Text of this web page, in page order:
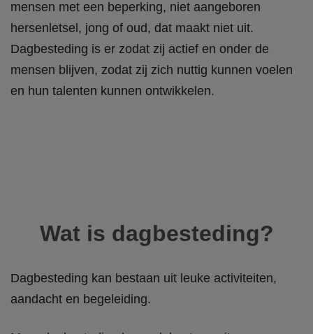
mensen met een beperking, niet aangeboren
hersenletsel, jong of oud, dat maakt niet uit.
Dagbesteding is er zodat zij actief en onder de
mensen blijven, zodat zij zich nuttig kunnen voelen
en hun talenten kunnen ontwikkelen.
Wat is dagbesteding?
Dagbesteding kan bestaan uit leuke activiteiten,
aandacht en begeleiding.